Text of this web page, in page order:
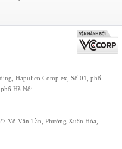
Hapulico Complex, Số 01, phố
Hà Nội
Võ Văn Tần, Phường Xuân Hòa,